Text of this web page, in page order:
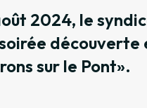
2024, le
sur le Pont».